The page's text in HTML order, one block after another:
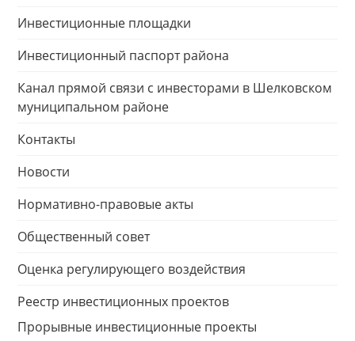
Инвестиционные площадки
Инвестиционный паспорт района
Канал прямой связи с инвесторами в Шелковском
муниципальном районе
Контакты
Новости
Нормативно-правовые акты
Общественный совет
Оценка регулирующего воздействия
Реестр инвестиционных проектов
Прорывные инвестиционные проекты